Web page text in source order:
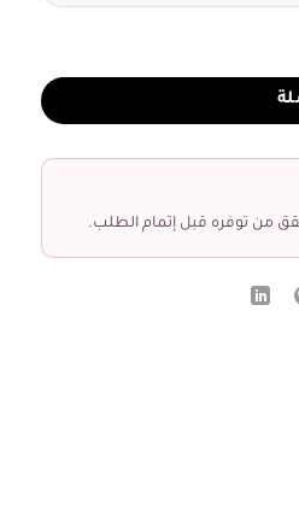
من توفره قبل إتمام الطلب.